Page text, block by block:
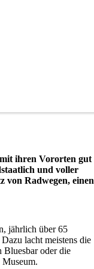
ihren Vororten gut
und voller
von Radwegen, einen
jährlich über 65
lacht meistens die
Bluesbar oder die